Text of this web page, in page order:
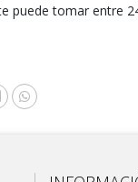
puede tomar entre